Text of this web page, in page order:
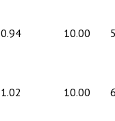
0.94 10.00
1.02 10.00